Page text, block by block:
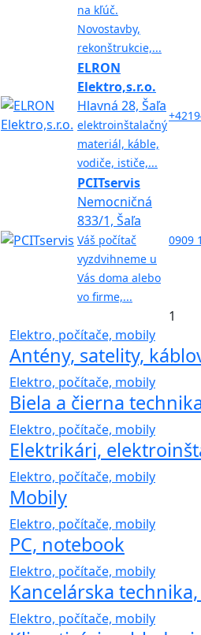
Elektro, počítače, mobily
Antény, satelity,
Elektro, počítače, mobily
Biela a čierna
Elektro, počítače, mobily
Elektrikári,
Elektro, počítače, mobily
Mobily
Elektro, počítače, mobily
PC, notebook
Elektro, počítače, mobily
Kancelárska
Elektro, počítače, mobily
na kľúč.
Novostavby,
rekonštrukcie,...
ELRON
Elektro,s.r.o.
Hlavná 28, Šaľa
elektroinštalačný
materiál, káble,
vodiče, ističe,...
PCITservis
Nemocničná
833/1, Šaľa
Váš počítač
vyzdvihneme u
Vás doma alebo
vo firme,...
0909
1